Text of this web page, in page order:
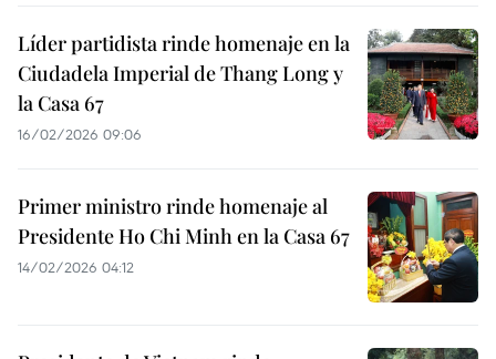
Líder partidista rinde homenaje en la
Ciudadela Imperial de Thang Long y
la Casa 67
16/02/2026 09:06
Primer ministro rinde homenaje al
Presidente Ho Chi Minh en la Casa 67
14/02/2026 04:12